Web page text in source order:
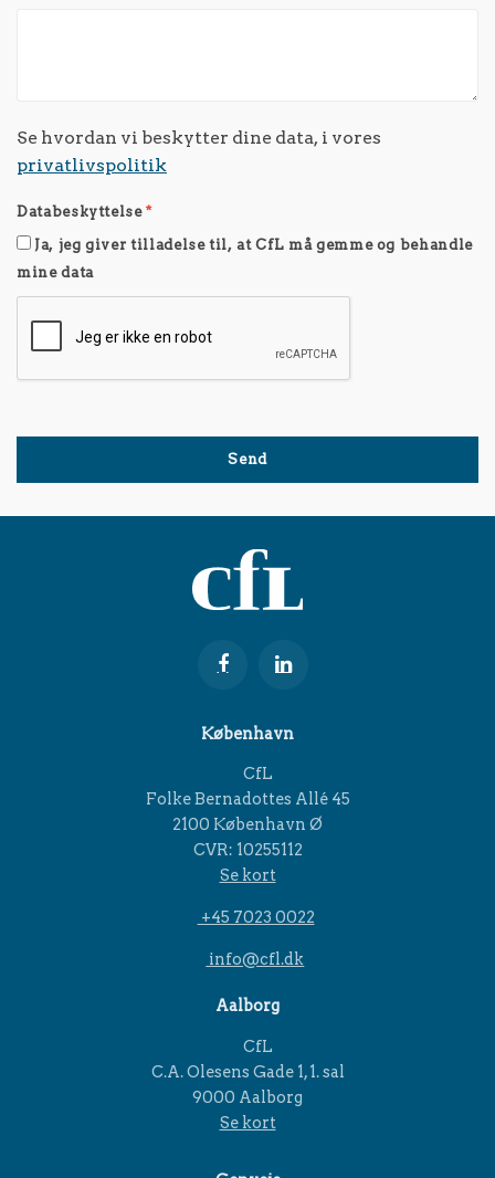
Se hvordan vi beskytter dine data, i vores
privatlivspolitik
Databeskyttelse*
Ja, jeg giver tilladelse til, at CfL må gemme og behandle
mine data
København
CfL
Folke Bernadottes Allé 45
2100 København Ø
CVR: 10255112
Se kort
+45 7023 0022
info@cfl.dk
Aalborg
CfL
C.A. Olesens Gade 1, 1. sal
9000 Aalborg
Se kort